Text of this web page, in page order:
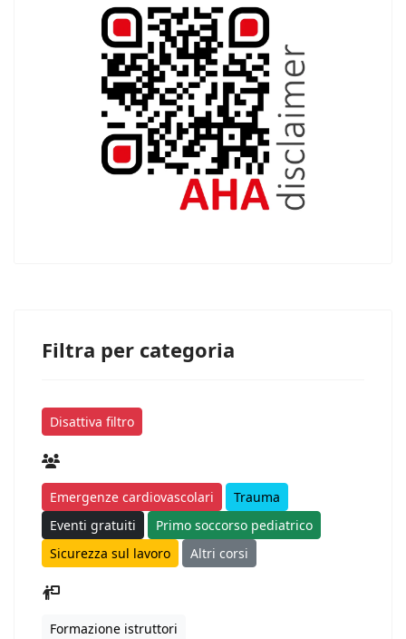
Filtra per categoria
Disattiva filtro
Emergenze cardiovascolari
Trauma
Eventi gratuiti
Primo soccorso pediatrico
Sicurezza sul lavoro
Altri corsi
Formazione istruttori